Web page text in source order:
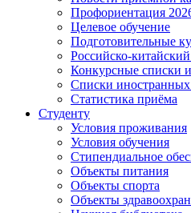
Профориентация
Целевое обучение
Подготовительные
Российско-
Конкурсные списки
Списки
Статистика приёма
Студенту
Условия проживания
Условия обучения
Стипендиальное
Объекты питания
Объекты спорта
Объекты